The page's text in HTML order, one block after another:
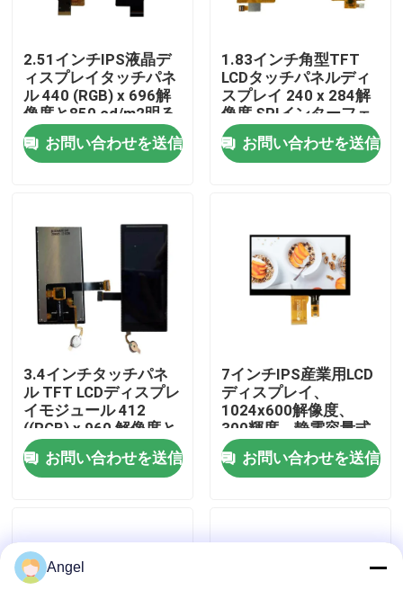
家
プロダクト
VRショー
私達について
工場旅行
品質管理
私達に連絡しなさい
LCD TFTの表示
2.51インチIPS液晶デ
ィスプレイタッチパネ
ル 440 (RGB) x 696解
像度と850 cd/m2明る
さ MIPIインターフェー
ス お問い合わせを送信
1.83インチ角型TFT
LCDタッチパネルディ
スプレイ 240 x 284解
像度 SPIインターフェ
ース
お問い合わせを送信
3.4インチタッチパネ
ル TFT LCDディスプレ
イモジュール 412
((RGB) x 960 解像度と
産業用 MIPI 2L インタ
ーフェース
お問い合わせを送信
7インチIPS産業用LCD
ディスプレイ、
1024x600解像度、
300輝度、静電容量式
タッチスクリーン
お問い合わせを送信
Angel